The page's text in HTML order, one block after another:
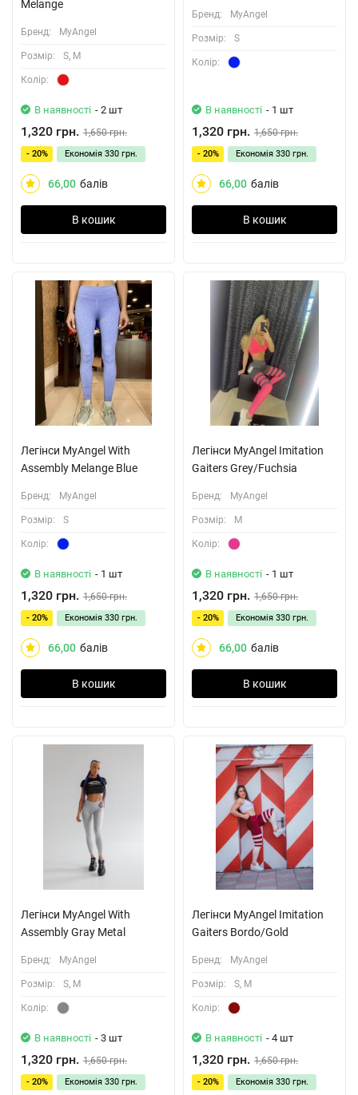
Melange
Бренд: MyAngel
Розмiр: S, M
Колiр:
В наявності - 2 шт
1,320 грн. 1,650 грн.
- 20% Економія 330 грн.
66,00 балів
В кошик
Бренд: MyAngel
Розмiр: S
Колiр:
В наявності - 1 шт
1,320 грн. 1,650 грн.
- 20% Економія 330 грн.
66,00 балів
В кошик
Легінси MyAngel With
Assembly Melange Blue
Бренд: MyAngel
Розмiр: S
Колiр:
В наявності - 1 шт
1,320 грн. 1,650 грн.
- 20% Економія 330 грн.
66,00 балів
В кошик
Легінси MyAngel Imitation
Gaiters Grey/Fuchsia
Бренд: MyAngel
Розмiр: M
Колiр:
В наявності - 1 шт
1,320 грн. 1,650 грн.
- 20% Економія 330 грн.
66,00 балів
В кошик
Легiнси MyAngel With
Assembly Gray Metal
Бренд: MyAngel
Розмiр: S, M
Колiр:
В наявності - 3 шт
1,320 грн. 1,650 грн.
- 20% Економія 330 грн.
Легінси MyAngel Imitation
Gaiters Bordo/Gold
Бренд: MyAngel
Розмiр: S, M
Колiр:
В наявності - 4 шт
1,320 грн. 1,650 грн.
- 20% Економія 330 грн.